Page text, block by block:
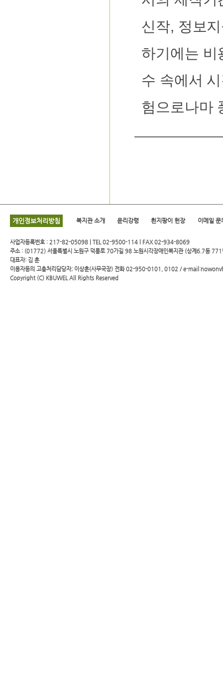
신작, 정보
하기에는 비
수 속에서
험으로나마
개인정보처리방침 복지관 소개 윤리강령 흰지팡이 헌장 이메일 문
사업자등록번호 : 217-82-05098 | TEL 02-9500-114 l FAX 02-934-8069
주소 : (01772) 서울특별시 노원구 덕릉로 70가길 98 노원시각장애인복지관 (상계6.7동 771
대표자: 김 훈
이용자등의 고충처리담당자; 이상훈(사무국장) 전화 02-950-0101, 0102 / e-
Copyright (C) KBUWELAll Rights Reserved